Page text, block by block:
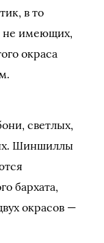
в то
не имеющих,
окраса
светлых,
Шиншиллы
бархата,
окрасов —